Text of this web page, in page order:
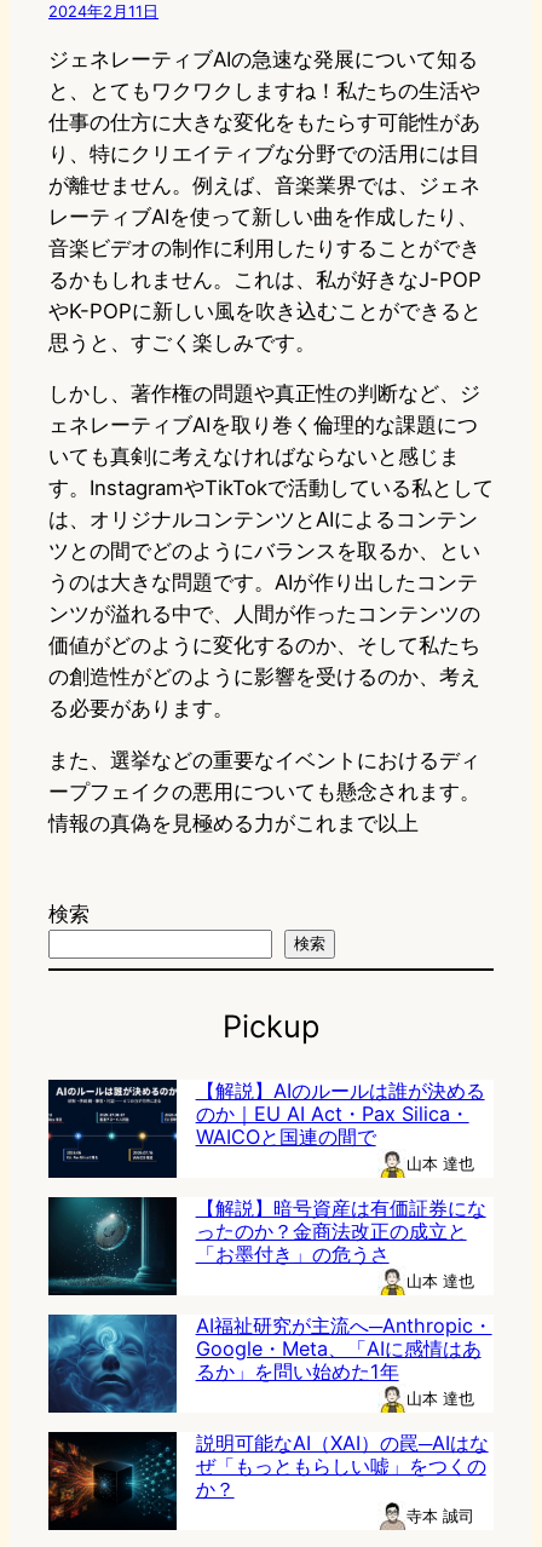
2024年2月11日
ジェネレーティブAIの急速な発展について知る
と、とてもワクワクしますね！私たちの生活や
仕事の仕方に大きな変化をもたらす可能性があ
り、特にクリエイティブな分野での活用には目
が離せません。例えば、音楽業界では、ジェネ
レーティブAIを使って新しい曲を作成したり、
音楽ビデオの制作に利用したりすることができ
るかもしれません。これは、私が好きなJ-POP
やK-POPに新しい風を吹き込むことができると
思うと、すごく楽しみです。
しかし、著作権の問題や真正性の判断など、ジ
ェネレーティブAIを取り巻く倫理的な課題につ
いても真剣に考えなければならないと感じま
す。InstagramやTikTokで活動している私として
は、オリジナルコンテンツとAIによるコンテン
ツとの間でどのようにバランスを取るか、とい
うのは大きな問題です。AIが作り出したコンテ
ンツが溢れる中で、人間が作ったコンテンツの
価値がどのように変化するのか、そして私たち
の創造性がどのように影響を受けるのか、考え
る必要があります。
また、選挙などの重要なイベントにおけるディ
ープフェイクの悪用についても懸念されます。
情報の真偽を見極める力がこれまで以上
検索
検索
Pickup
【解説】AIのルールは誰が決める
のか｜EU AI Act・Pax Silica・
WAICOと国連の間で
山本 達也
【解説】暗号資産は有価証券にな
ったのか？金商法改正の成立と
「お墨付き」の危うさ
山本 達也
AI福祉研究が主流へ─Anthropic・
Google・Meta、「AIに感情はあ
るか」を問い始めた1年
山本 達也
説明可能なAI（XAI）の罠─AIはな
ぜ「もっともらしい嘘」をつくの
か？
寺本 誠司